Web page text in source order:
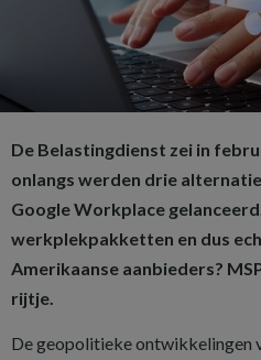
De Belastingdienst zei in
onlangs werden drie
Google Workplace
werkplekpakketten en dus
Amerikaanse aanbieders?
rijtje.
De geopolitieke ontwikkelingen